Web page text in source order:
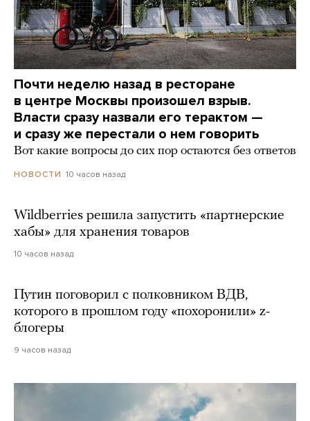
Почти неделю назад в ресторане
в центре Москвы произошел взрыв.
Власти сразу назвали его терактом —
и сразу же перестали о нем говорить
Вот какие вопросы до сих пор остаются без ответов
НОВОСТИ 10 часов назад
Wildberries решила запустить «партнерские
хабы» для хранения товаров
10 часов назад
Путин поговорил с полковником ВДВ,
которого в прошлом году «похоронили» z-
блогеры
9 часов назад